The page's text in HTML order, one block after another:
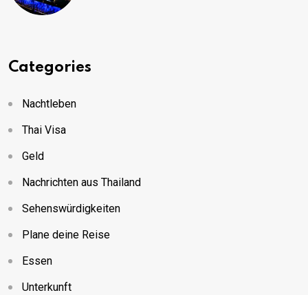
Categories
Nachtleben
Thai Visa
Geld
Nachrichten aus Thailand
Sehenswürdigkeiten
Plane deine Reise
Essen
Unterkunft